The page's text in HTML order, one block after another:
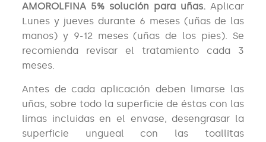
AMOROLFINA 5% solución para uñas.Aplicar
Lunes y jueves durante 6 meses (uñas de las
manos) y 9-12 meses (uñas de los pies). Se
recomienda revisar el tratamiento cada 3
meses.
Antes de cada aplicación deben limarse las
uñas, sobre todo la superficie de éstas con las
limas incluidas en el envase, desengrasar la
superficie ungueal con las toallitas